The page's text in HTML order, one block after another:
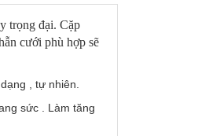
trọng đại. Cặp
cưới phù hợp sẽ
, tự nhiên.
sức . Làm tăng